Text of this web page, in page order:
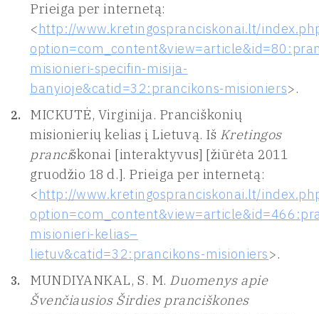
Prieiga per internetą:
<http://www.kretingospranciskonai.lt/
misionieri-specifin-misija-
banyioje&catid=32:prancikons-misioniers>.
MICKUTĖ, Virginija. Pranciškonių
misionierių kelias į Lietuvą. Iš Kretingos
pranciškonai [interaktyvus] [žiūrėta 2011
gruodžio 18 d.]. Prieiga per internetą:
<http://www.kretingospranciskonai.lt/
misionieri-kelias–
lietuv&catid=32:prancikons-misioniers>.
MUNDIYANKAL, S. M. Duomenys apie
Švenčiausios Širdies pranciškones